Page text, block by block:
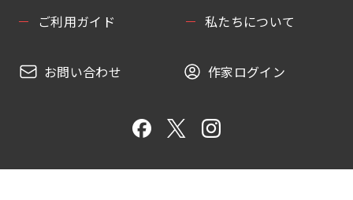
ご利用ガイド
私たちについて
お問い合わせ 作家ログイン